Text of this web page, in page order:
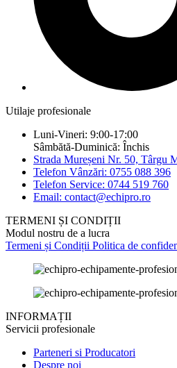
Utilaje profesionale
Luni-Vineri: 9:00-17:00
Sâmbătă-Duminică: Închis
Strada Mureșeni Nr. 50, Târgu
Telefon Vânzări: 0755 088 396
Telefon Service: 0744 519 760
Email: contact@echipro.ro
TERMENI ȘI CONDIȚII
Modul nostru de a lucra
Termeni și Condiții Politica de
INFORMAȚII
Servicii profesionale
Parteneri si Producatori
Despre noi